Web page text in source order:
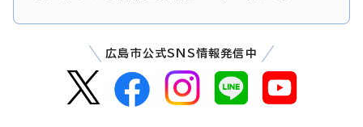
広島市公式SNS情報発信中